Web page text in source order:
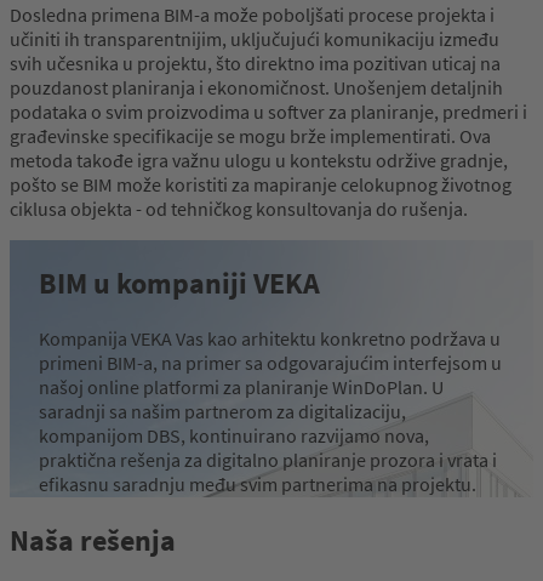
Dosledna primena BIM-a može poboljšati procese projekta i
učiniti ih transparentnijim, uključujući komunikaciju između
svih učesnika u projektu, što direktno ima pozitivan uticaj na
pouzdanost planiranja i ekonomičnost. Unošenjem detaljnih
podataka o svim proizvodima u softver za planiranje, predmeri i
građevinske specifikacije se mogu brže implementirati. Ova
metoda takođe igra važnu ulogu u kontekstu održive gradnje,
pošto se BIM može koristiti za mapiranje celokupnog životnog
ciklusa objekta - od tehničkog konsultovanja do rušenja.
BIM u kompaniji VEKA
Kompanija VEKA Vas kao arhitektu konkretno podržava u
primeni BIM-a, na primer sa odgovarajućim interfejsom u
našoj online platformi za planiranje WinDoPlan. U
saradnji sa našim partnerom za digitalizaciju,
kompanijom DBS, kontinuirano razvijamo nova,
praktična rešenja za digitalno planiranje prozora i vrata i
efikasnu saradnju među svim partnerima na projektu.
WinDoPlan
Naša rešenja